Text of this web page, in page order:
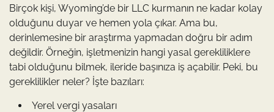
Birçok kişi, Wyoming’de bir LLC kurmanın ne kadar kolay
olduğunu duyar ve hemen yola çıkar. Ama bu,
derinlemesine bir araştırma yapmadan doğru bir adım
değildir. Örneğin, işletmenizin hangi yasal gerekliliklere
tabi olduğunu bilmek, ileride başınıza iş açabilir. Peki, bu
gereklilikler neler? İşte bazıları:
Yerel vergi yasaları